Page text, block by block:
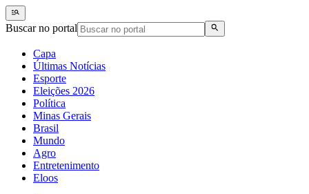
Buscar no portal
Capa
Últimas Notícias
Esporte
Eleições 2026
Política
Minas Gerais
Brasil
Mundo
Agro
Entretenimento
Eloos